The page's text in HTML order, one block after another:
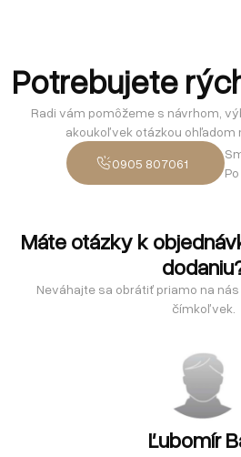
Potrebujete
Radi vám pomôžeme s návrhom,
akoukoľvek otázkou ohľadom
0905 807061
Máte otázky k
Neváhajte sa obrátiť priamo na
čímkoľvek.
Ľubomír